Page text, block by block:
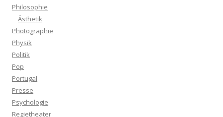
Philosophie
Ästhetik
Photographie
Physik
Politik
Pop
Portugal
Presse
Psychologie
Regietheater